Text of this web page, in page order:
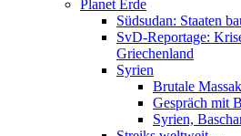
Planet Erde
Südsudan: Staaten
SvD-Reportage:
Griechenland
Syrien
Brutale
Gespräch mit
Syrien,